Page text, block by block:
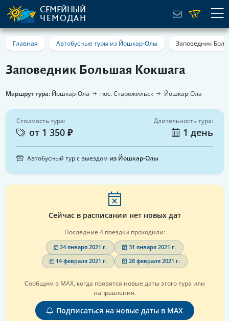
СЕМЕЙНЫЙ
ЧЕМОДАН
Главная Автобусные туры из Йошкар-Олы Заповедник
Заповедник Большая Кокшага
Маршрут тура: Йошкар-Ола пос. Старожильск Йошкар-Ола
Сейчас в расписании нет новых дат
Последние 4 поездки проходили:
24 января 2021 г.
31 января 2021 г.
14 февраля 2021 г.
28 февраля 2021 г.
Сообщим в MAX, когда появятся новые даты этого тура или
направления.
Подписаться на новые даты в MAX
Стоимость тура:
от 1 350 ₽
Длительность тура:
1 день
Автобусный тур с выездом из Йошкар-Олы